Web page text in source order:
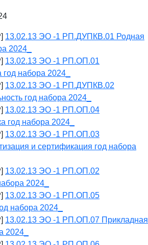
13.02.13 ЭО -1 РП.ДУПКВ.01 Родная
2024_
13.02.13 ЭО -1 РП.ОП.01
набора 2024_
13.02.13 ЭО -1 РП.ДУПКВ.02
год набора 2024_
13.02.13 ЭО -1 РП.ОП.04
год набора 2024_
13.02.13 ЭО -1 РП.ОП.03
и сертификация год набора
13.02.13 ЭО -1 РП.ОП.02
2024_
13.02.13 ЭО -1 РП.ОП.05
набора 2024_
13.02.13 ЭО -1 РП.ОП.07 Прикладная
2024_